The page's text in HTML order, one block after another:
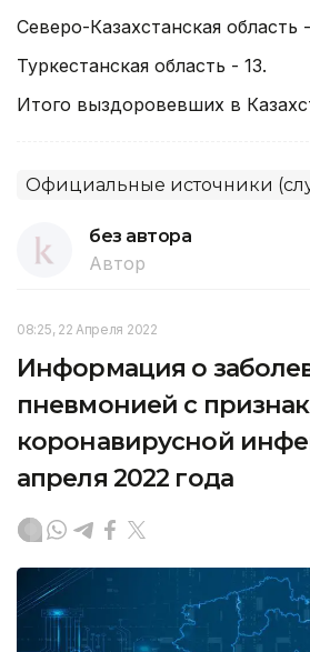
Северо-Казахстанская область
Туркестанская область - 13.
Итого выздоровевших в
Официальные источники
без автора
Автор
08:25, 22 Апреля 2022
Информация о
пневмонией с
коронавирусной
апреля 2022 года